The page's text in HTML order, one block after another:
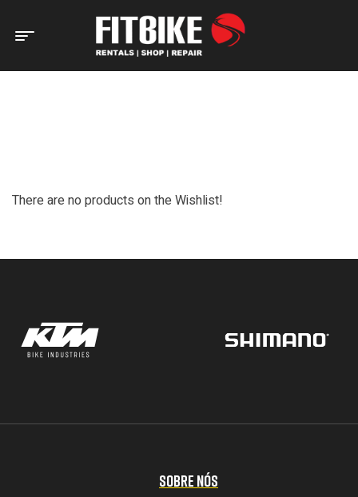
Home Page Wishlist
There are no products on the Wishlist!
SOBRE NÓS